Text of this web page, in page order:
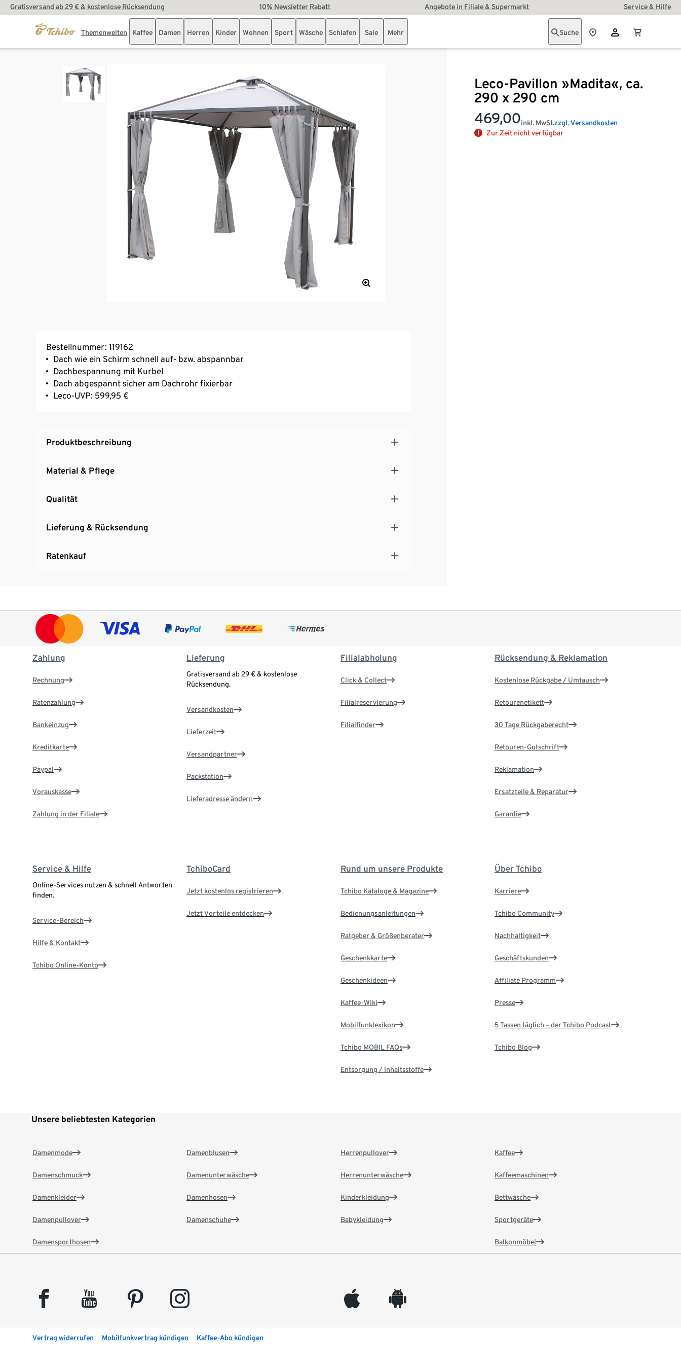
Gratisversand ab 29 € & kostenlose Rücksendung 10% Newsletter Rabatt Angebote in Filiale & Supermarkt Service & Hilfe
Themenwelten Kaffee Damen Herren Kinder Wohnen Sport Wäsche Schlafen Sale Mehr Suche
Leco-Pavillon »Madita«, ca.
290 x 290 cm
469,00inkl. MwSt.zzgl. Versandkosten
Zur Zeit nicht verfügbar
Bestellnummer: 119162
Dach wie ein Schirm schnell auf- bzw. abspannbar
Dachbespannung mit Kurbel
Dach abgespannt sicher am Dachrohr fixierbar
Leco-UVP: 599,95 €
Produktbeschreibung
Material & Pflege
Qualität
Lieferung & Rücksendung
Ratenkauf
Zahlung
Rechnung
Ratenzahlung
Bankeinzug
Kreditkarte
Paypal
Vorauskasse
Zahlung in der Filiale
Lieferung
Gratisversand ab 29 € & kostenlose
Rücksendung.
Versandkosten
Lieferzeit
Versandpartner
Packstation
Lieferadresse ändern
Filialabholung
Click & Collect
Filialreservierung
Filialfinder
Rücksendung & Reklamation
Kostenlose Rückgabe / Umtausch
Retourenetikett
30 Tage Rückgaberecht
Retouren-Gutschrift
Reklamation
Ersatzteile & Reparatur
Garantie
Service & Hilfe
Online-Services nutzen & schnell Antworten
finden.
Service-Bereich
Hilfe & Kontakt
Tchibo Online-Konto
TchiboCard
Jetzt kostenlos registrieren
Jetzt Vorteile entdecken
Rund um unsere Produkte
Tchibo Kataloge & Magazine
Bedienungsanleitungen
Ratgeber & Größenberater
Geschenkkarte
Geschenkideen
Kaffee-Wiki
Mobilfunklexikon
Tchibo MOBIL FAQs
Entsorgung / Inhaltsstoffe
Über Tchibo
Karriere
Tchibo Community
Nachhaltigkeit
Geschäftskunden
Affiliate Programm
Presse
5 Tassen täglich – der Tchibo Podcast
Tchibo Blog
Unsere beliebtesten Kategorien
Damenmode
Damenschmuck
Damenkleider
Damenpullover
Damensporthosen
Damenblusen
Damenunterwäsche
Damenhosen
Damenschuhe
Herrenpullover
Herrenunterwäsche
Kinderkleidung
Babykleidung
Kaffee
Kaffeemaschinen
Bettwäsche
Sportgeräte
Balkonmöbel
facebook youtube pinterest instagram appleinc android
Vertrag widerrufen Mobilfunkvertrag kündigen Kaffee-Abo kündigen